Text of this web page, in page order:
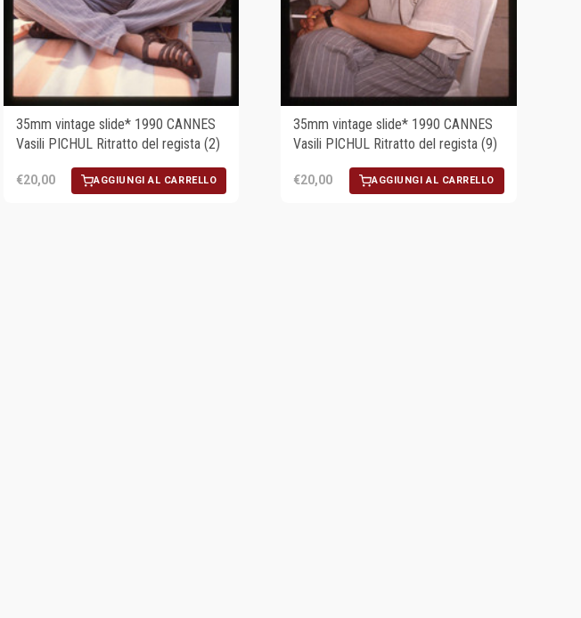
35mm vintage slide* 1990 CANNES
Vasili PICHUL Ritratto del regista (2)
€20,00 AGGIUNGI AL CARRELLO
35mm vintage slide* 1990 CANNES
Vasili PICHUL Ritratto del regista (9)
€20,00 AGGIUNGI AL CARRELLO